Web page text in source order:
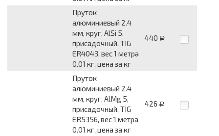
Пруток
алюминиевый 2.4
мм, круг, AlSi 5,
присадочный, TIG
ER4043, вес 1 метра
0.01 кг, цена за кг
440 Р
Пруток
алюминиевый 2.4
мм, круг, AlMg 5,
присадочный, TIG
ER5356, вес 1 метра
0.01 кг, цена за кг
426 Р